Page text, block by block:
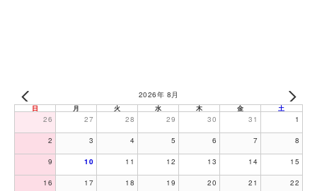
2026年 8月
日 月 火 水 木 金 土
26 27 28 29 30 31 1
2 3 4 5 6 7 8
9 10 11 12 13 14 15
16 17 18 19 20 21 22